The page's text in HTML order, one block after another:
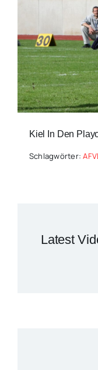
Kiel In Den
Schlagwörter:
Latest